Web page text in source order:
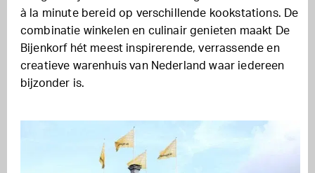
à la minute bereid op verschillende kookstations. De
combinatie winkelen en culinair genieten maakt De
Bijenkorf hét meest inspirerende, verrassende en
creatieve warenhuis van Nederland waar iedereen
bijzonder is.